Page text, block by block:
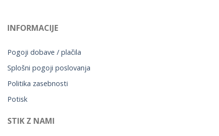
INFORMACIJE
Pogoji dobave / plačila
Splošni pogoji poslovanja
Politika zasebnosti
Potisk
STIK Z NAMI